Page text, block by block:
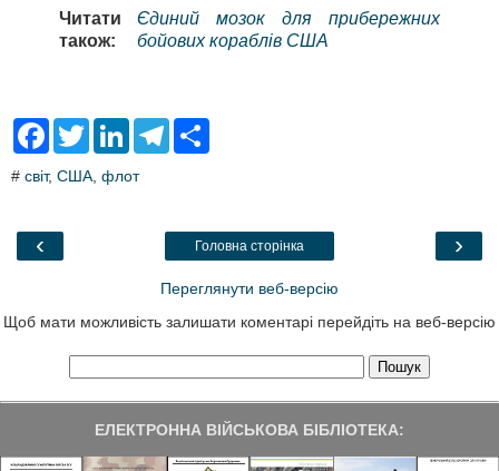
Читати
також:
Єдиний мозок для прибережних
бойових кораблів США
F
e
o
T
t
L
k
T
a
# світ, США флот
‹ ›
Головна сторінка
Переглянути веб-версію
Щоб мати можливість залишати коментарі перейдіть на веб-версію
ЕЛЕКТРОННА ВІЙСЬКОВА БІБЛІОТЕКА: